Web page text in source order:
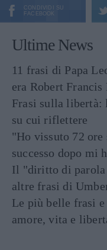
CONDIVIDI SU
FACEBOOK
Ultime News
11 frasi di Papa
era Robert Francis
Frasi sulla libertà:
su cui riflettere
"Ho vissuto 72 ore
successo dopo mi
Il "diritto di
altre frasi di
Le più belle frasi
amore, vita e